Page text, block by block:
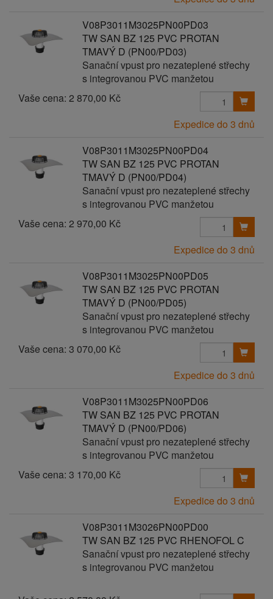
V08P3011M3025PN00PD03
TW SAN BZ 125 PVC PROTAN
TMAVÝ D (PN00/PD03)
Sanační vpust pro nezateplené střechy
s integrovanou PVC manžetou
Vaše cena: 2 870,00 Kč
Expedice do 3 dnů
V08P3011M3025PN00PD04
TW SAN BZ 125 PVC PROTAN
TMAVÝ D (PN00/PD04)
Sanační vpust pro nezateplené střechy
s integrovanou PVC manžetou
Vaše cena: 2 970,00 Kč
Expedice do 3 dnů
V08P3011M3025PN00PD05
TW SAN BZ 125 PVC PROTAN
TMAVÝ D (PN00/PD05)
Sanační vpust pro nezateplené střechy
s integrovanou PVC manžetou
Vaše cena: 3 070,00 Kč
Expedice do 3 dnů
V08P3011M3025PN00PD06
TW SAN BZ 125 PVC PROTAN
TMAVÝ D (PN00/PD06)
Sanační vpust pro nezateplené střechy
s integrovanou PVC manžetou
Vaše cena: 3 170,00 Kč
Expedice do 3 dnů
V08P3011M3026PN00PD00
TW SAN BZ 125 PVC RHENOFOL C
Sanační vpust pro nezateplené střechy
s integrovanou PVC manžetou